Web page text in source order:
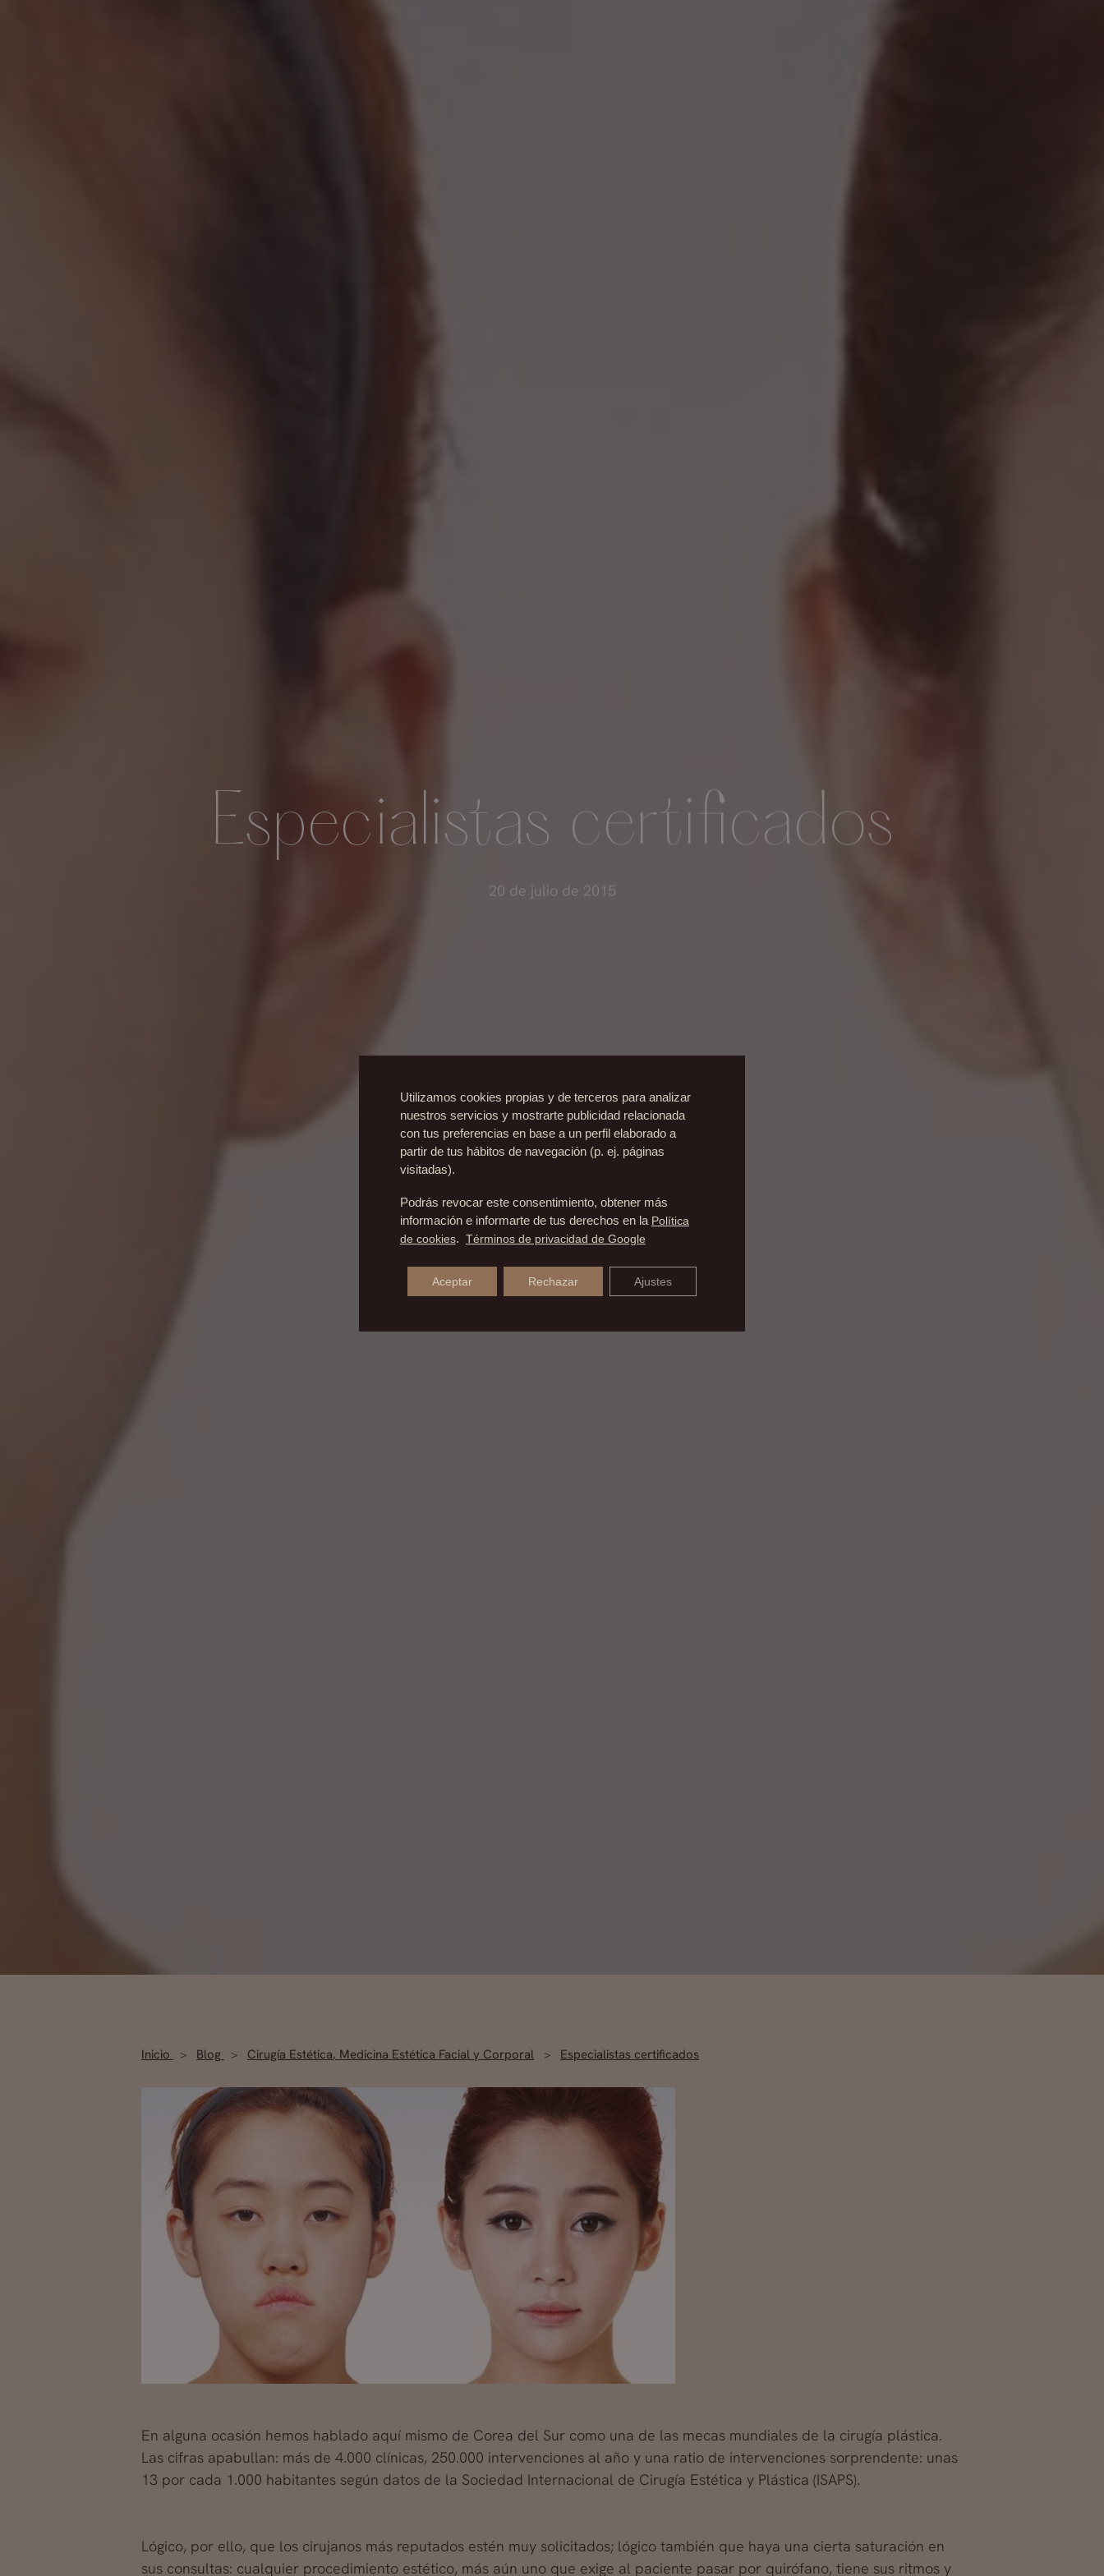
Especialistas certificados
20 de julio de 2015
Inicio Blog Cirugía Estética, Medicina Estética Facial y Corporal Especialistas certificados
En alguna ocasión hemos hablado aquí mismo de Corea del Sur como una de las mecas mundiales de la cirugía plástica.
Las cifras apabullan: más de 4.000 clínicas, 250.000 intervenciones al año y una ratio de intervenciones sorprendente: unas
13 por cada 1.000 habitantes según datos de la Sociedad Internacional de Cirugía Estética y Plástica (ISAPS).
Lógico, por ello, que los cirujanos más reputados estén muy solicitados; lógico también que haya una cierta saturación en
sus consultas: cualquier procedimiento estético, más aún uno que exige al paciente pasar por quirófano, tiene sus ritmos y
Utilizamos cookies propias y de terceros para analizar
nuestros servicios y mostrarte publicidad relacionada
con tus preferencias en base a un perfil elaborado a
partir de tus hábitos de navegación (p. ej. páginas
visitadas).
Podrás revocar este consentimiento, obtener más
información e informarte de tus derechos en la Política
de cookies. Términos de privacidad de Google
Aceptar Rechazar Ajustes